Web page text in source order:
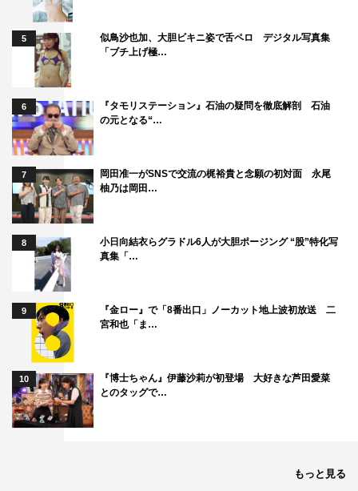
5
似鳥沙也加、大胆ビキニ姿で舌ペロ デジタル写真集
「ブチ上げ極…
6
『タモリステーション』石油の疑問を徹底解剖 石油
の元となる“…
7
岡田准一がSNSで交流の梶裕貴と念願の初対面 永尾
柚乃は岡田…
8
小日向結衣らグラドル6人が大胆ポージング “股”特化写
真集「…
9
『金ロー』で「8番出口」ノーカット地上波初放送 二
宮和也「ま…
10
『博士ちゃん』伊藤沙莉が初登場 大好きな芦田愛菜
とのタッグで…
もっと見る